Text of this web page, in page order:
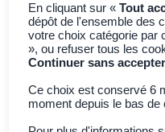
REP
Êtes-vous
au sens
En cliquant sur «Tout
dépôt de l'ensemble des
votre choix catégorie par
», ou refuser tous les
Continuer sans accepter
Ce choix est conservé 6
moment depuis le bas